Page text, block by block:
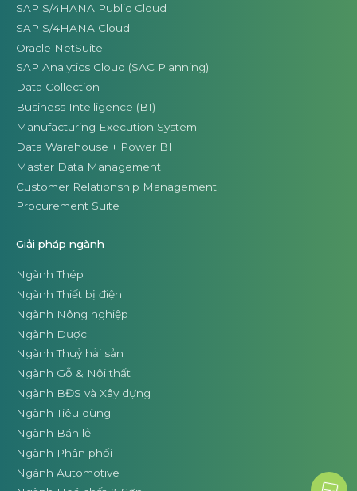
SAP S/4HANA Public Cloud
SAP S/4HANA Cloud
Oracle NetSuite
SAP Analytics Cloud (SAC Planning)
Data Collection
Business Intelligence (BI)
Manufacturing Execution System
Data Warehouse + Power BI
Master Data Management
Customer Relationship Management
Procurement Suite
Giải pháp ngành
Ngành Thép
Ngành Thiết bị điện
Ngành Nông nghiệp
Ngành Dược
Ngành Thuỷ hải sản
Ngành Gỗ & Nội thất
Ngành BĐS và Xây dựng
Ngành Tiêu dùng
Ngành Bán lẻ
Ngành Phân phối
Ngành Automotive